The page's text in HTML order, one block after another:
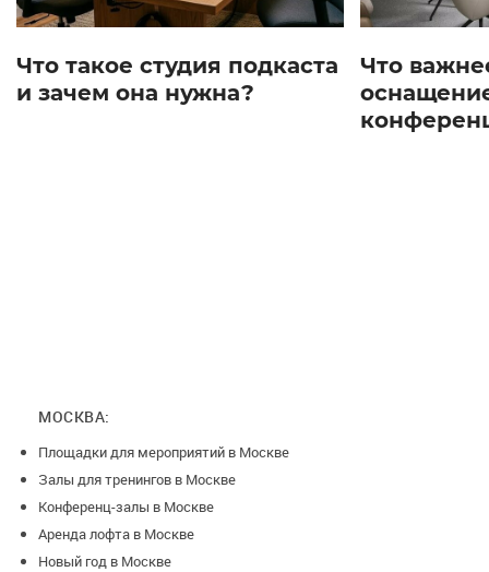
Что такое студия подкаста
и зачем она нужна?
Что
МОСКВА:
Площадки для мероприятий в Москве
Залы для тренингов в Москве
Конференц-залы в Москве
Аренда лофта в Москве
Новый год в Москве